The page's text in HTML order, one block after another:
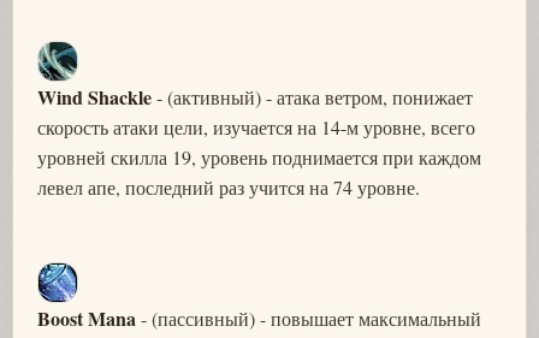
Wind Shackle- (активный) - атака ветром, понижает
скорость атаки цели, изучается на 14-м уровне, всего
уровней скилла 19, уровень поднимается при каждом
левел апе, последний раз учится на 74 уровне.
Boost Mana - (пассивный) - повышает максимальный